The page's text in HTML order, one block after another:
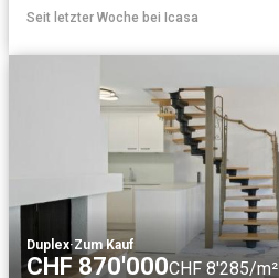
Seit letzter Woche bei Icasa
Duplex·Zum Kauf
CHF 870'000CHF 8'285/m²